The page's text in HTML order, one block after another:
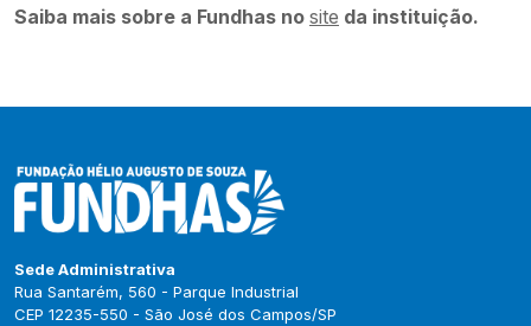
Saiba mais sobre a Fundhas no site da instituição.
Sede Administrativa
Rua Santarém, 560 - Parque Industrial
CEP 12235-550 - São José dos Campos/SP